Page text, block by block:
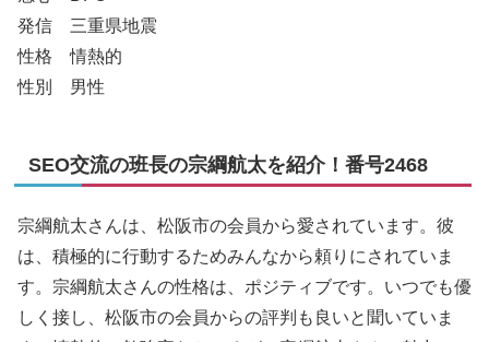
発信 三重県地震
性格 情熱的
性別 男性
SEO交流の班長の宗綱航太を紹介！番号2468
宗綱航太さんは、松阪市の会員から愛されています。彼
は、積極的に行動するためみんなから頼りにされていま
す。宗綱航太さんの性格は、ポジティブです。いつでも優
しく接し、松阪市の会員からの評判も良いと聞いていま